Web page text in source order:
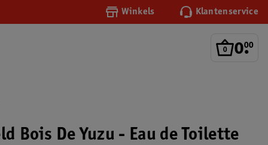
Winkels Klantenservice
0.
00
Bois De Yuzu - Eau de Toilette